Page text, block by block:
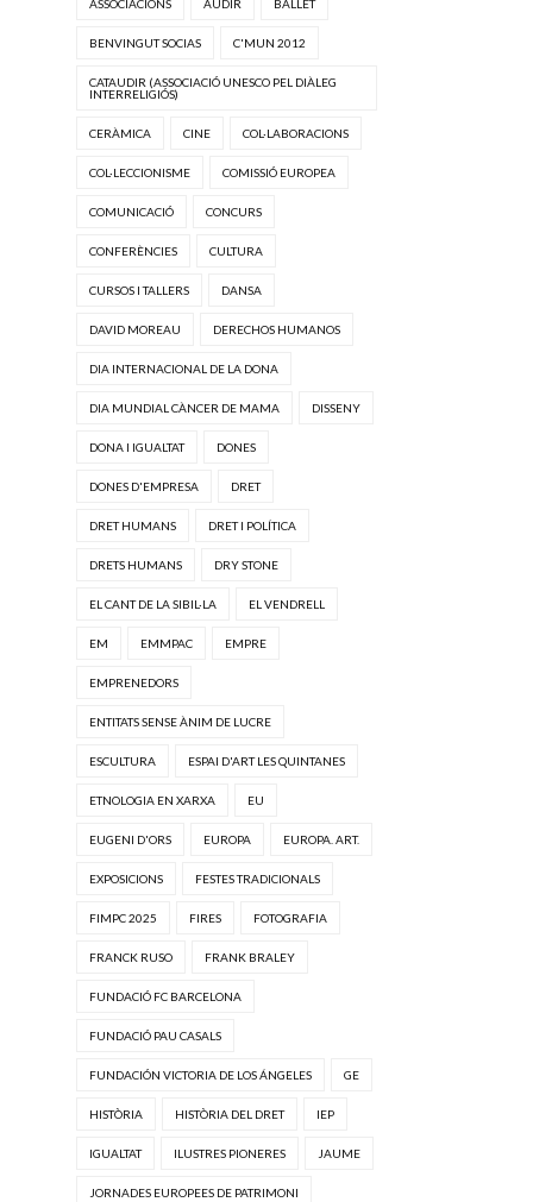
ASSOCIACIONS AUDIR BALLET
BENVINGUT SOCIAS C'MUN 2012
CATAUDIR (ASSOCIACIÓ UNESCO PEL DIÀLEG
INTERRELIGIÓS)
CERÀMICA CINE COL·LABORACIONS
COL·LECCIONISME COMISSIÓ EUROPEA
COMUNICACIÓ CONCURS
CONFERÈNCIES CULTURA
CURSOS I TALLERS DANSA
DAVID MOREAU DERECHOS HUMANOS
DIA INTERNACIONAL DE LA DONA
DIA MUNDIAL CÀNCER DE MAMA DISSENY
DONA I IGUALTAT DONES
DONES D'EMPRESA DRET
DRET HUMANS DRET I POLÍTICA
DRETS HUMANS DRY STONE
EL CANT DE LA SIBIL·LA EL VENDRELL
EM EMMPAC EMPRE
EMPRENEDORS
ENTITATS SENSE ÀNIM DE LUCRE
ESCULTURA ESPAI D'ART LES QUINTANES
ETNOLOGIA EN XARXA EU
EUGENI D'ORS EUROPA EUROPA. ART.
EXPOSICIONS FESTES TRADICIONALS
FIMPC 2025 FIRES FOTOGRAFIA
FRANCK RUSO FRANK BRALEY
FUNDACIÓ FC BARCELONA
FUNDACIÓ PAU CASALS
FUNDACIÓN VICTORIA DE LOS ÁNGELES GE
HISTÒRIA HISTÒRIA DEL DRET IEP
IGUALTAT ILUSTRES PIONERES JAUME
JORNADES EUROPEES DE PATRIMONI